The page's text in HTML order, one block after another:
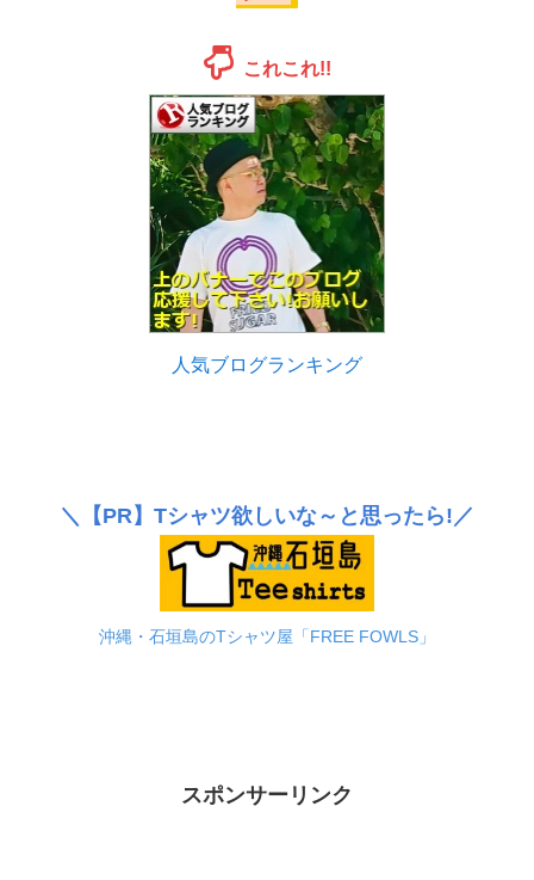
これこれ!!
人気ブログランキング
＼ 【PR】 Tシャツ欲しいな～と思ったら!／
沖縄・石垣島のTシャツ屋「FREE FOWLS」
スポンサーリンク